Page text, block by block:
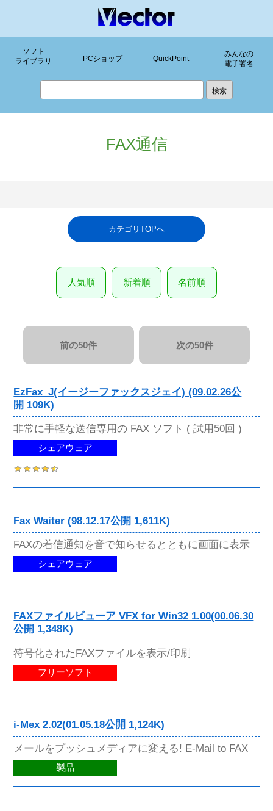
ソフト
ライブラリ
PCショップ QuickPoint
みんなの
電子署名
FAX通信
カテゴリTOPへ
人気順 新着順 名前順
前の50件 次の50件
EzFax_J(イージーファックスジェイ) (09.02.26公
開 109K)
非常に手軽な送信専用の FAX ソフト ( 試用50回 )
シェアウェア
Fax Waiter (98.12.17公開 1,611K)
FAXの着信通知を音で知らせるとともに画面に表示
シェアウェア
FAXファイルビューア VFX for Win32 1.00(00.06.30
公開 1,348K)
符号化されたFAXファイルを表示/印刷
フリーソフト
i-Mex 2.02(01.05.18公開 1,124K)
メールをプッシュメディアに変える! E-Mail to FAX
製品